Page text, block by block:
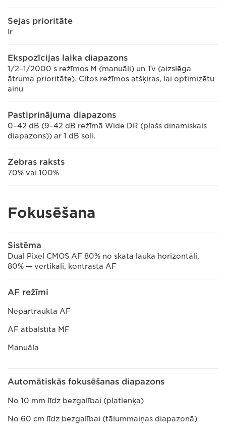
Sejas prioritāte
Ir
Ekspozīcijas laika diapazons
1/2–1/2000 s režīmos M (manuāli) un Tv (aizslēga
ātruma prioritāte). Citos režīmos atšķiras, lai optimizētu
ainu
Pastiprinājuma diapazons
0–42 dB (9–42 dB režīmā Wide DR (plašs dinamiskais
diapazons)) ar 1 dB soli.
Zebras raksts
70% vai 100%
Fokusēšana
Sistēma
Dual Pixel CMOS AF 80% no skata lauka horizontāli,
80% — vertikāli, kontrasta AF
AF režīmi
Nepārtraukta AF
AF atbalstīta MF
Manuāla
Automātiskās fokusēšanas diapazons
No 10 mm līdz bezgalībai (platleņķa)
No 60 cm līdz bezgalībai (tālummaiņas diapazonā)